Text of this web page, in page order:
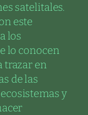
satelitales.
este
los
lo conocen
trazar en
de las
y